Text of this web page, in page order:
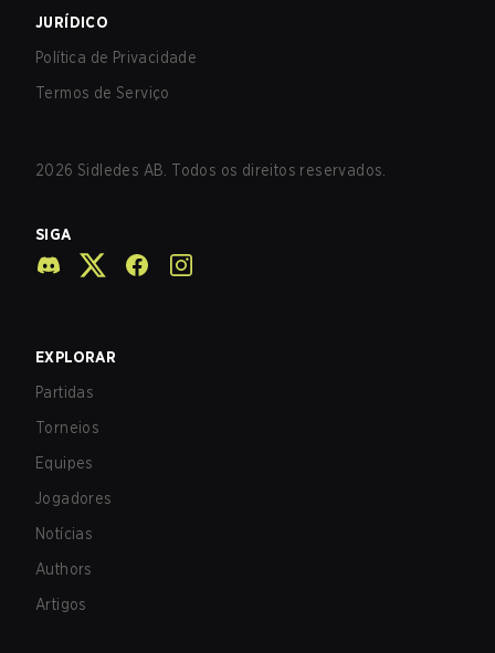
JURÍDICO
Política de Privacidade
Termos de Serviço
2026 Sidledes AB. Todos os direitos reservados.
SIGA
EXPLORAR
Partidas
Torneios
Equipes
Jogadores
Notícias
Authors
Artigos